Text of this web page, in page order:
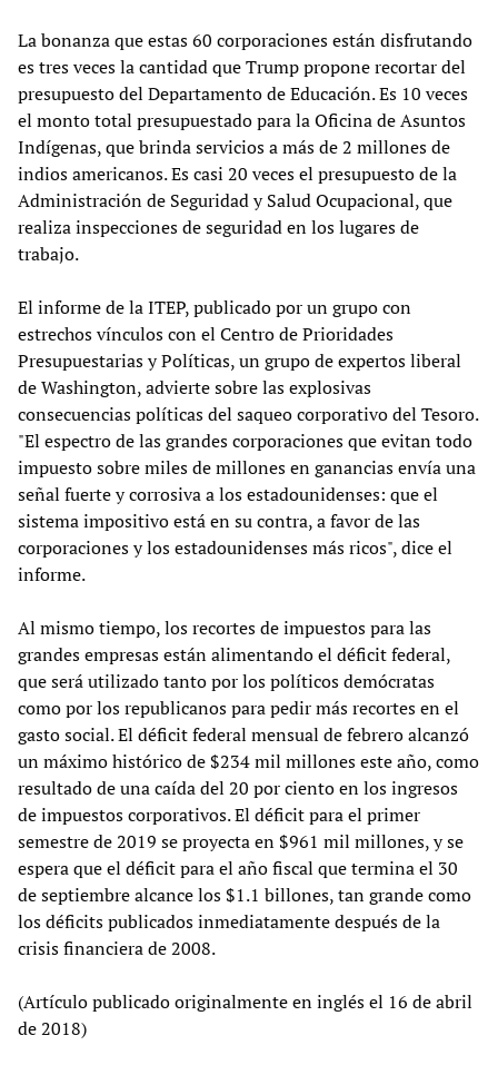
La bonanza que estas 60 corporaciones están disfrutando
es tres veces la cantidad que Trump propone recortar del
presupuesto del Departamento de Educación. Es 10 veces
el monto total presupuestado para la Oficina de Asuntos
Indígenas, que brinda servicios a más de 2 millones de
indios americanos. Es casi 20 veces el presupuesto de la
Administración de Seguridad y Salud Ocupacional, que
realiza inspecciones de seguridad en los lugares de
trabajo.
El informe de la ITEP, publicado por un grupo con
estrechos vínculos con el Centro de Prioridades
Presupuestarias y Políticas, un grupo de expertos liberal
de Washington, advierte sobre las explosivas
consecuencias políticas del saqueo corporativo del Tesoro.
"El espectro de las grandes corporaciones que evitan todo
impuesto sobre miles de millones en ganancias envía una
señal fuerte y corrosiva a los estadounidenses: que el
sistema impositivo está en su contra, a favor de las
corporaciones y los estadounidenses más ricos", dice el
informe.
Al mismo tiempo, los recortes de impuestos para las
grandes empresas están alimentando el déficit federal,
que será utilizado tanto por los políticos demócratas
como por los republicanos para pedir más recortes en el
gasto social. El déficit federal mensual de febrero alcanzó
un máximo histórico de $234 mil millones este año, como
resultado de una caída del 20 por ciento en los ingresos
de impuestos corporativos. El déficit para el primer
semestre de 2019 se proyecta en $961 mil millones, y se
espera que el déficit para el año fiscal que termina el 30
de septiembre alcance los $1.1 billones, tan grande como
los déficits publicados inmediatamente después de la
crisis financiera de 2008.
(Artículo publicado originalmente en inglés el 16 de abril
de 2018)